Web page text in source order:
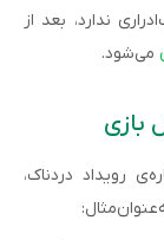
ندارد، بعد از
می‌شود.
بازی
رویداد دردناک،